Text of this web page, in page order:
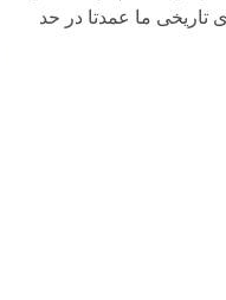
تاریخی ما عمدتا در حد